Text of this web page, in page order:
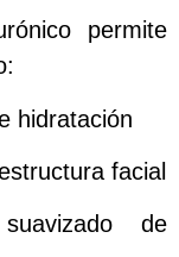
permite
hidratación
facial
de